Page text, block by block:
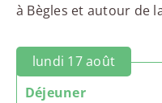
à Bègles et autour de
lundi 17 août
Déjeuner